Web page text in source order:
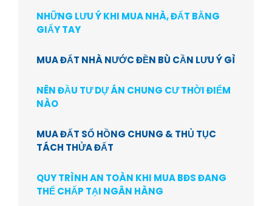
NHỮNG LƯU Ý KHI MUA NHÀ, ĐẤT BẰNG
GIẤY TAY
MUA ĐẤT NHÀ NƯỚC ĐỀN BÙ CẦN LƯU Ý GÌ
NÊN ĐẦU TƯ DỰ ÁN CHUNG CƯ THỜI ĐIỂM
NÀO
MUA ĐẤT SỔ HỒNG CHUNG & THỦ TỤC
TÁCH THỬA ĐẤT
QUY TRÌNH AN TOÀN KHI MUA BĐS ĐANG
THẾ CHẤP TẠI NGÂN HÀNG